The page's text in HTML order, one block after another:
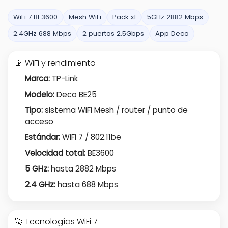
WiFi 7 BE3600 Mesh WiFi Pack x1
5GHz 2882 Mbps
2.4GHz 688 Mbps
2 puertos 2.5Gbps App Deco
📡 WiFi y rendimiento
Marca:TP-Link
Modelo:Deco BE25
Tipo:sistema WiFi Mesh / router / punto de
acceso
Estándar:WiFi 7 / 802.11be
Velocidad total:BE3600
5 GHz:hasta 2882 Mbps
2.4 GHz:hasta 688 Mbps
🚀 Tecnologías WiFi 7